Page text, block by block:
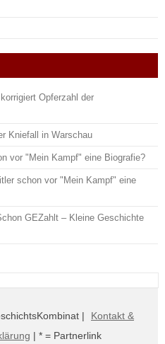
Opferzahl der
Kniefall in Warschau
vor "Mein Kampf" eine Biografie?
schon vor "Mein Kampf" eine
GEZahlt – Kleine Geschichte
|
Kontakt &
| * = Partnerlink